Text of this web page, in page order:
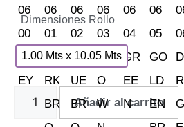
Dimensiones Rollo
1.00 Mts x 10.05 Mts
Añadir al carrito